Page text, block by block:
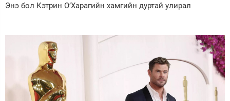
Энэ бол Кэтрин О’Харагийн хамгийн дуртай улирал